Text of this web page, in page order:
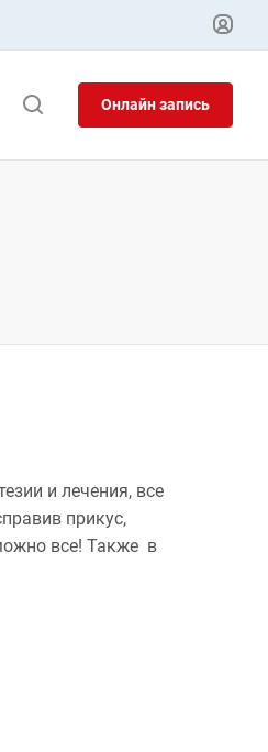
Онлайн запись
и лечения, все
прикус,
все! Также в